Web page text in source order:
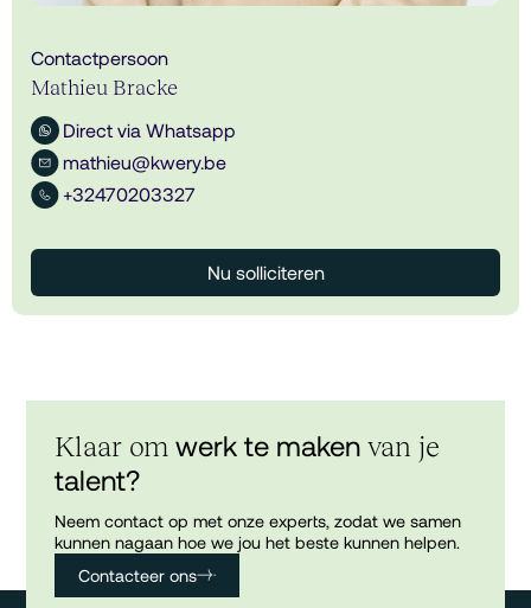
Contactpersoon
Mathieu Bracke
Direct via Whatsapp
mathieu@kwery.be
+32470203327
Nu solliciteren
Klaar om werk te makenvan je
talent?
Neem contact op met onze experts, zodat we samen
kunnen nagaan hoe we jou het beste kunnen helpen.
Contacteer ons